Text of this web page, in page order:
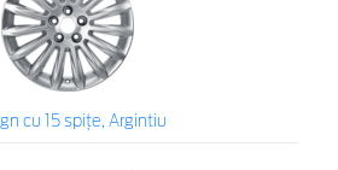
cu 15 spiţe, Argintiu